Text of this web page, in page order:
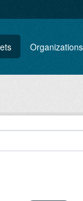
Organizations